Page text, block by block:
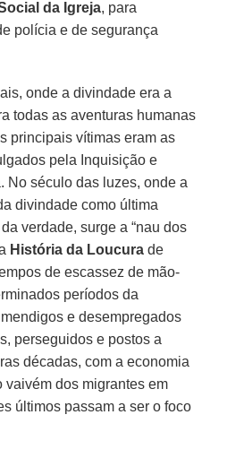
da Igreja, para
polícia e de segurança
onde a divindade era a
todas as aventuras humanas
principais vítimas eram as
pela Inquisição e
No século das luzes, onde a
divindade como última
verdade, surge a “nau dos
História da Loucurade
de escassez de mão-
períodos da
e desempregados
perseguidos e postos a
décadas, com a economia
dos migrantes em
últimos passam a ser o foco